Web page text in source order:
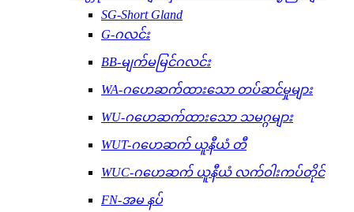
SG-Short Gland
G-ဂလင်း
BB-မျက်မမြင်ဂလင်း
WA-ဂဟေဆက်ထားသော တပ်ဆင်မှုများ
WU-ဂဟေဆက်ထားသော သမဂ္ဂများ
WUT-ဂဟေဆက် ယူနီယံ တီ
WUC-ဂဟေဆက် ယူနီယံ လက်ဝါးကပ်တိုင်
FN-အမ နပ်